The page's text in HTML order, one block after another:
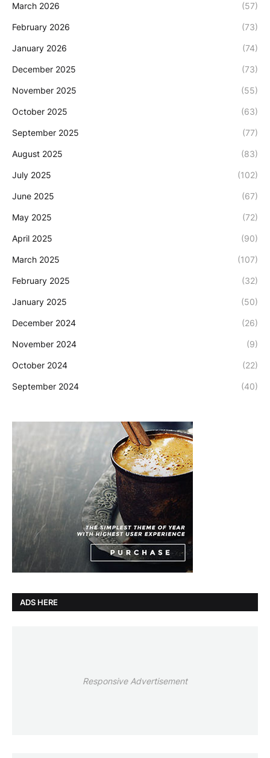
March 2026 (57)
February 2026 (73)
January 2026 (74)
December 2025 (73)
November 2025 (55)
October 2025 (63)
September 2025 (77)
August 2025 (83)
July 2025 (102)
June 2025 (67)
May 2025 (72)
April 2025 (90)
March 2025 (107)
February 2025 (32)
January 2025 (50)
December 2024 (26)
November 2024 (9)
October 2024 (22)
September 2024 (40)
ADS HERE
Responsive Advertisement